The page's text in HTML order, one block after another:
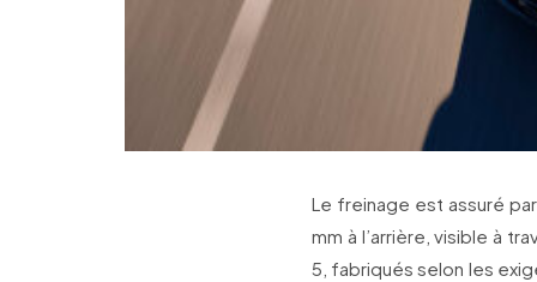
Le freinage est assuré
mm à l’arrière, visible à
5, fabriqués selon les